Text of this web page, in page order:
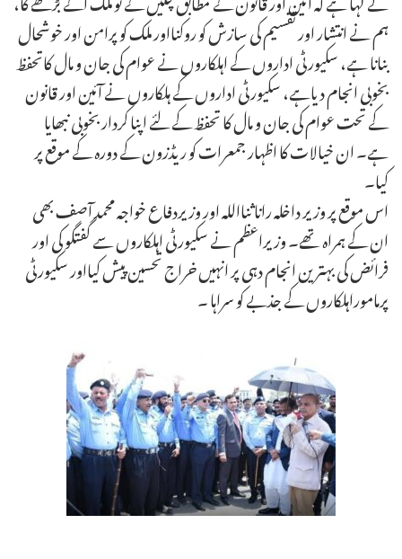
ہم نے انتشار اور تقسیم کی سازش کو روکنااور ملک کو پرامن اور خوشحال
بنانا ہے، سکیورٹی اداروں کے اہلکاروں نے عوام کی جان و مال کاتحفظ
بخوبی انجام دیاہے، سکیورٹی اداروں کے ہلکاروں نے آئین اور قانون
کے تحت عوام کی جان و مال کا تحفظ کے لئے اپنا کردار بخوبی نبھایا
ہے۔ ان خیالات کا اظہار جمعرات کو ریڈزون کے دورہ کے موقع پر
کیا۔
اس موقع پر وزیر داخلہ رانا ثنااللہ اور وزیردفاع خواجہ محمد آصف بھی
ان کے ہمراہ تھے۔ وزیراعظم نے سکیورٹی اہلکاروں سے گفتگو کی اور
فرائض کی بہترین انجام دہی پر انہیں خراج تحسین پیش کیااور سکیورٹی
پرماموراہلکاروں کے جذبے کو سراہا ۔